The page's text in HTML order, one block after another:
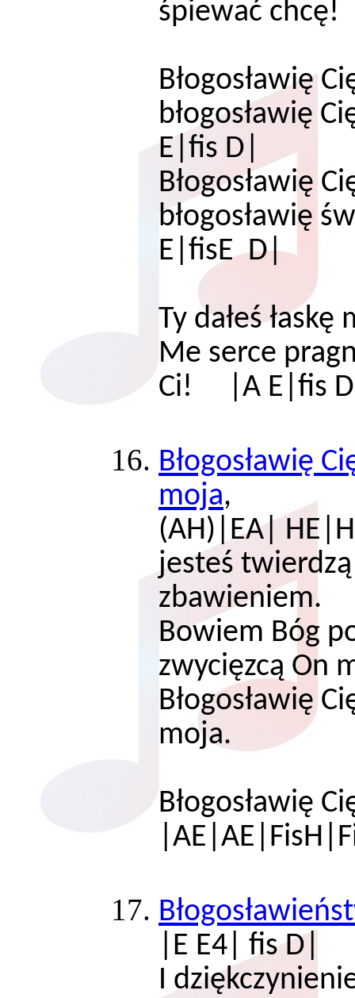
śpiewać chcę!
Błogosławię
E|fis D|
Błogosławię
błogosławię
E|fisE D|
Ty dałeś łaskę
Me serce
Ci! |A E|fis
Błogosławię
moja,
(AH)|EA|
jesteś
zbawieniem.
Bowiem Bóg
zwycięzcą On
Błogosławię
Błogosławię
|E E4| fis
I